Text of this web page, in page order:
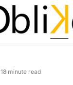
18 minute read